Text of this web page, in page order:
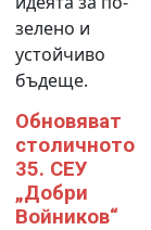
зелено и
устойчиво
бъдеще.
Обновяват
столичното
35. СЕУ
„Добри
Войников“